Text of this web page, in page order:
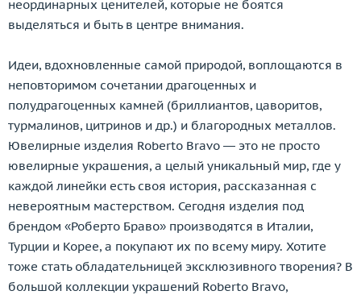
Orlandini
Oro Trend
Paolo Piovan
Parure Atelier
Pasis Jewelery
Pasquale Bruni
Patek Philippe
Paula
Penta Preziosi
Piaget
Picchiotti
Piero Maccarini
Piero Milano
неординарных ценителей, которые не боятся
выделяться и быть в центре внимания.
Идеи, вдохновленные самой природой, воплощаются в
неповторимом сочетании драгоценных и
полудрагоценных камней (бриллиантов, цаворитов,
турмалинов, цитринов и др.) и благородных металлов.
Ювелирные изделия Roberto Bravo — это не просто
ювелирные украшения, а целый уникальный мир, где у
каждой линейки есть своя история, рассказанная с
невероятным мастерством. Сегодня изделия под
брендом «Роберто Браво» производятся в Италии,
Турции и Корее, а покупают их по всему миру. Хотите
тоже стать обладательницей эксклюзивного творения? В
большой коллекции украшений Roberto Bravo,